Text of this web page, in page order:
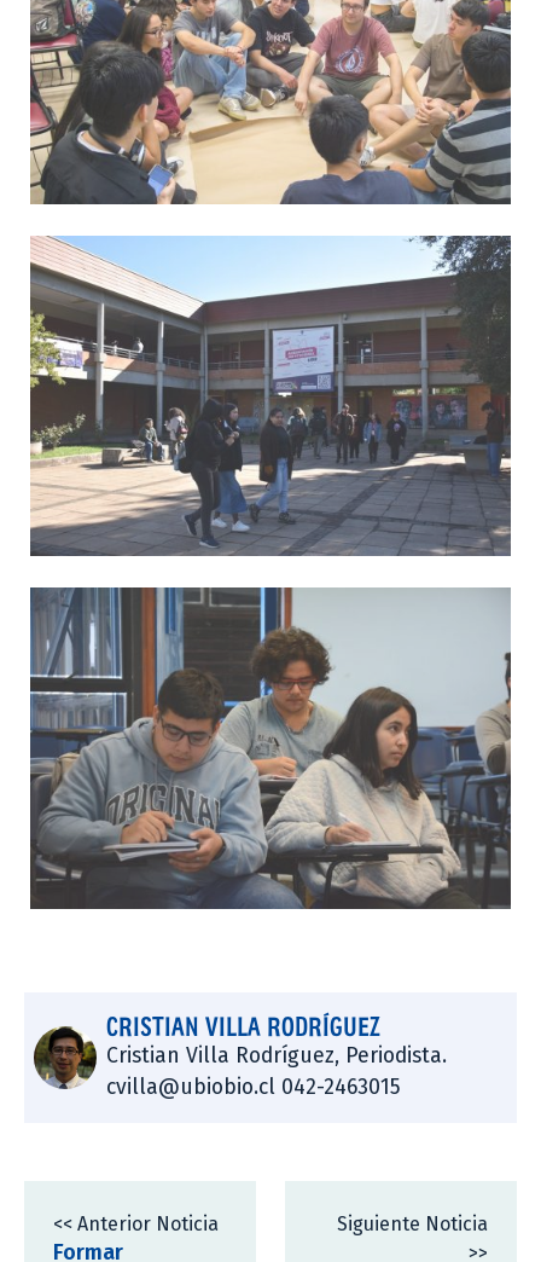
CRISTIAN VILLA RODRÍGUEZ
Cristian Villa Rodríguez, Periodista.
cvilla@ubiobio.cl 042-2463015
<< Anterior Noticia
Formar
Siguiente Noticia
>>